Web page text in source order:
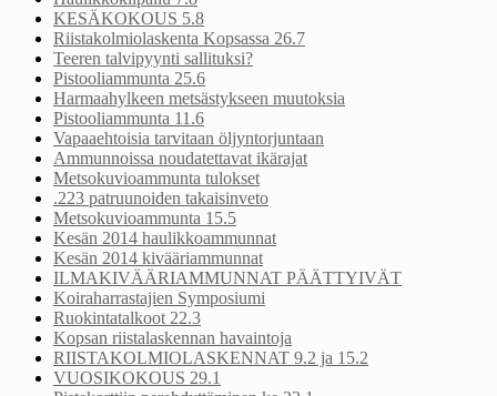
KESÄKOKOUS 5.8
Riistakolmiolaskenta Kopsassa 26.7
Teeren talvipyynti sallituksi?
Pistooliammunta 25.6
Harmaahylkeen metsästykseen muutoksia
Pistooliammunta 11.6
Vapaaehtoisia tarvitaan öljyntorjuntaan
Ammunnoissa noudatettavat ikärajat
Metsokuvioammunta tulokset
.223 patruunoiden takaisinveto
Metsokuvioammunta 15.5
Kesän 2014 haulikkoammunnat
Kesän 2014 kivääriammunnat
ILMAKIVÄÄRIAMMUNNAT PÄÄTTYIVÄT
Koiraharrastajien Symposiumi
Ruokintatalkoot 22.3
Kopsan riistalaskennan havaintoja
RIISTAKOLMIOLASKENNAT 9.2 ja 15.2
VUOSIKOKOUS 29.1